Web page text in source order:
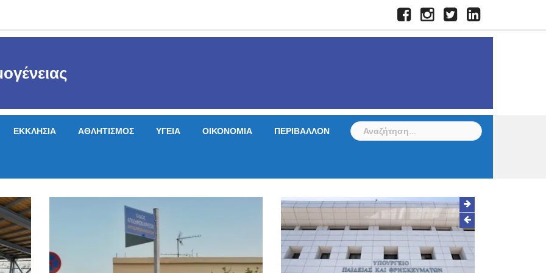
FacebookInstagramTwitterLinkedIn
ΕΚΚΛΗΣΙΑ ΑΘΛΗΤΙΣΜΟΣ ΥΓΕΙΑ ΟΙΚΟΝΟΜΙΑ ΠΕΡΙΒΑΛΛΟΝ
Αναζήτηση
για: